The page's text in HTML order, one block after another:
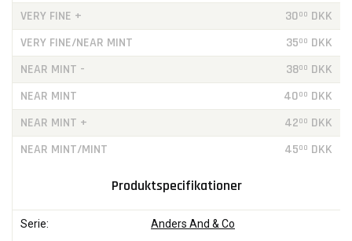
VERY FINE +
3000 DKK
VERY FINE/NEAR MINT
3500 DKK
NEAR MINT -
3800 DKK
NEAR MINT
4000 DKK
NEAR MINT +
4200 DKK
NEAR MINT/MINT
4500 DKK
Produktspecifikationer
Serie: Anders And & Co